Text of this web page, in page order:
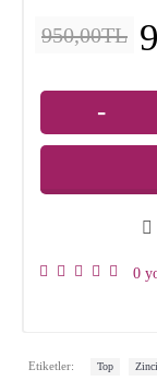
950,00TL
-
0
Etiketler: Top